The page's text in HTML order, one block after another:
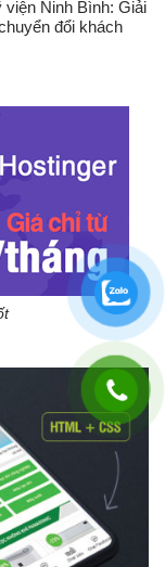
Ninh Bình: Giải
đổi khách